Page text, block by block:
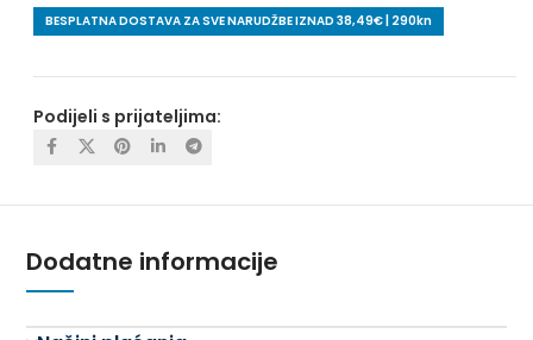
BESPLATNA DOSTAVA ZA SVE NARUDŽBE IZNAD 38,49€ | 290kn
Podijeli s prijateljima:
Dodatne informacije